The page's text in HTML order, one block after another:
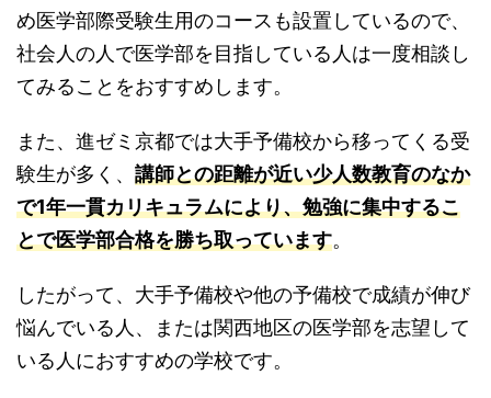
め医学部際受験生用のコースも設置しているので、
社会人の人で医学部を目指している人は一度相談し
てみることをおすすめします。
また、進ゼミ京都では大手予備校から移ってくる受
験生が多く、 講師との距離が近い少人数教育のなか
で1年一貫カリキュラムにより、勉強に集中するこ
とで医学部合格を勝ち取っています。
したがって、大手予備校や他の予備校で成績が伸び
悩んでいる人、または関西地区の医学部を志望して
いる人におすすめの学校です。